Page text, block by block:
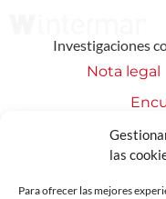
las
Para ofrecer las mejores
Investigaciones
Nota legal
Todos